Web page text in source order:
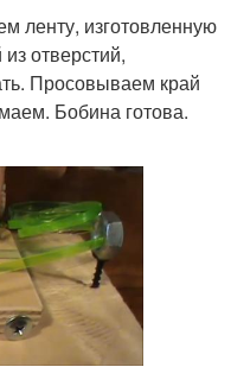
ленту, изготовленную
отверстий,
Просовываем край
Бобина готова.